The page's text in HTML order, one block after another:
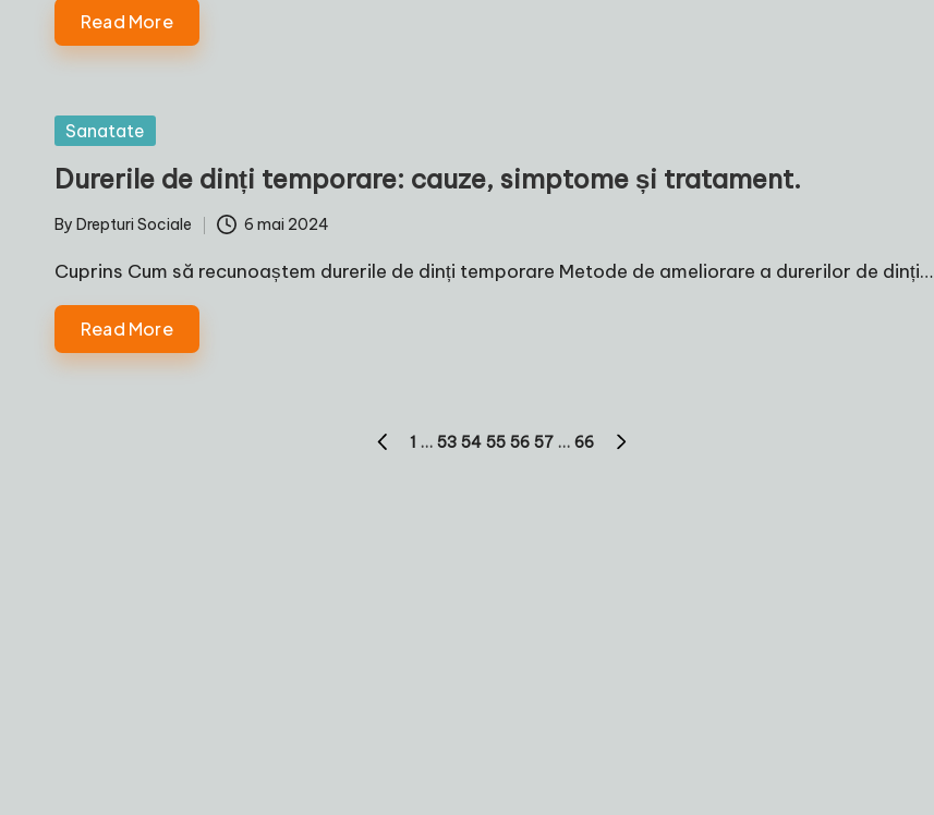
Read More
Posted
Sanatate
Durerile de dinți temporare: cauze, simptome și tratament.
Posted
by
By Drepturi Sociale 6 mai 2024
Cuprins Cum să recunoaștem durerile de dinți temporare Metode de ameliorare a durerilor de dinți…
Read More
PREVIOUS
1 … 53 54 55 56 57 … 66